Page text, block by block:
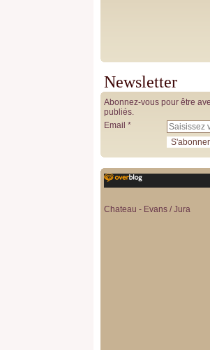
Newsletter
Abonnez-vous pour être
publiés.
Email
Chateau - Evans / Jura